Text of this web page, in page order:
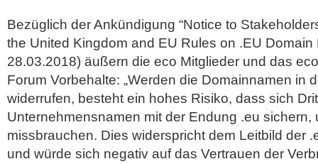
Bezüglich der Ankündigung “Notice to
the United Kingdom and EU Rules on .EU Domain
28.03.2018) äußern die eco Mitglieder und das
Forum Vorbehalte: „Werden die Domainnamen in
widerrufen, besteht ein hohes Risiko, dass sich
Unternehmensnamen mit der Endung .eu sichern,
missbrauchen. Dies widerspricht dem Leitbild der
und würde sich negativ auf das Vertrauen der